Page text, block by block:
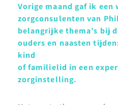
Vorige maand gaf ik een
zorgconsulenten van
belangrijke thema’s bij
ouders en naasten
kind
of familielid in een
zorginstelling.